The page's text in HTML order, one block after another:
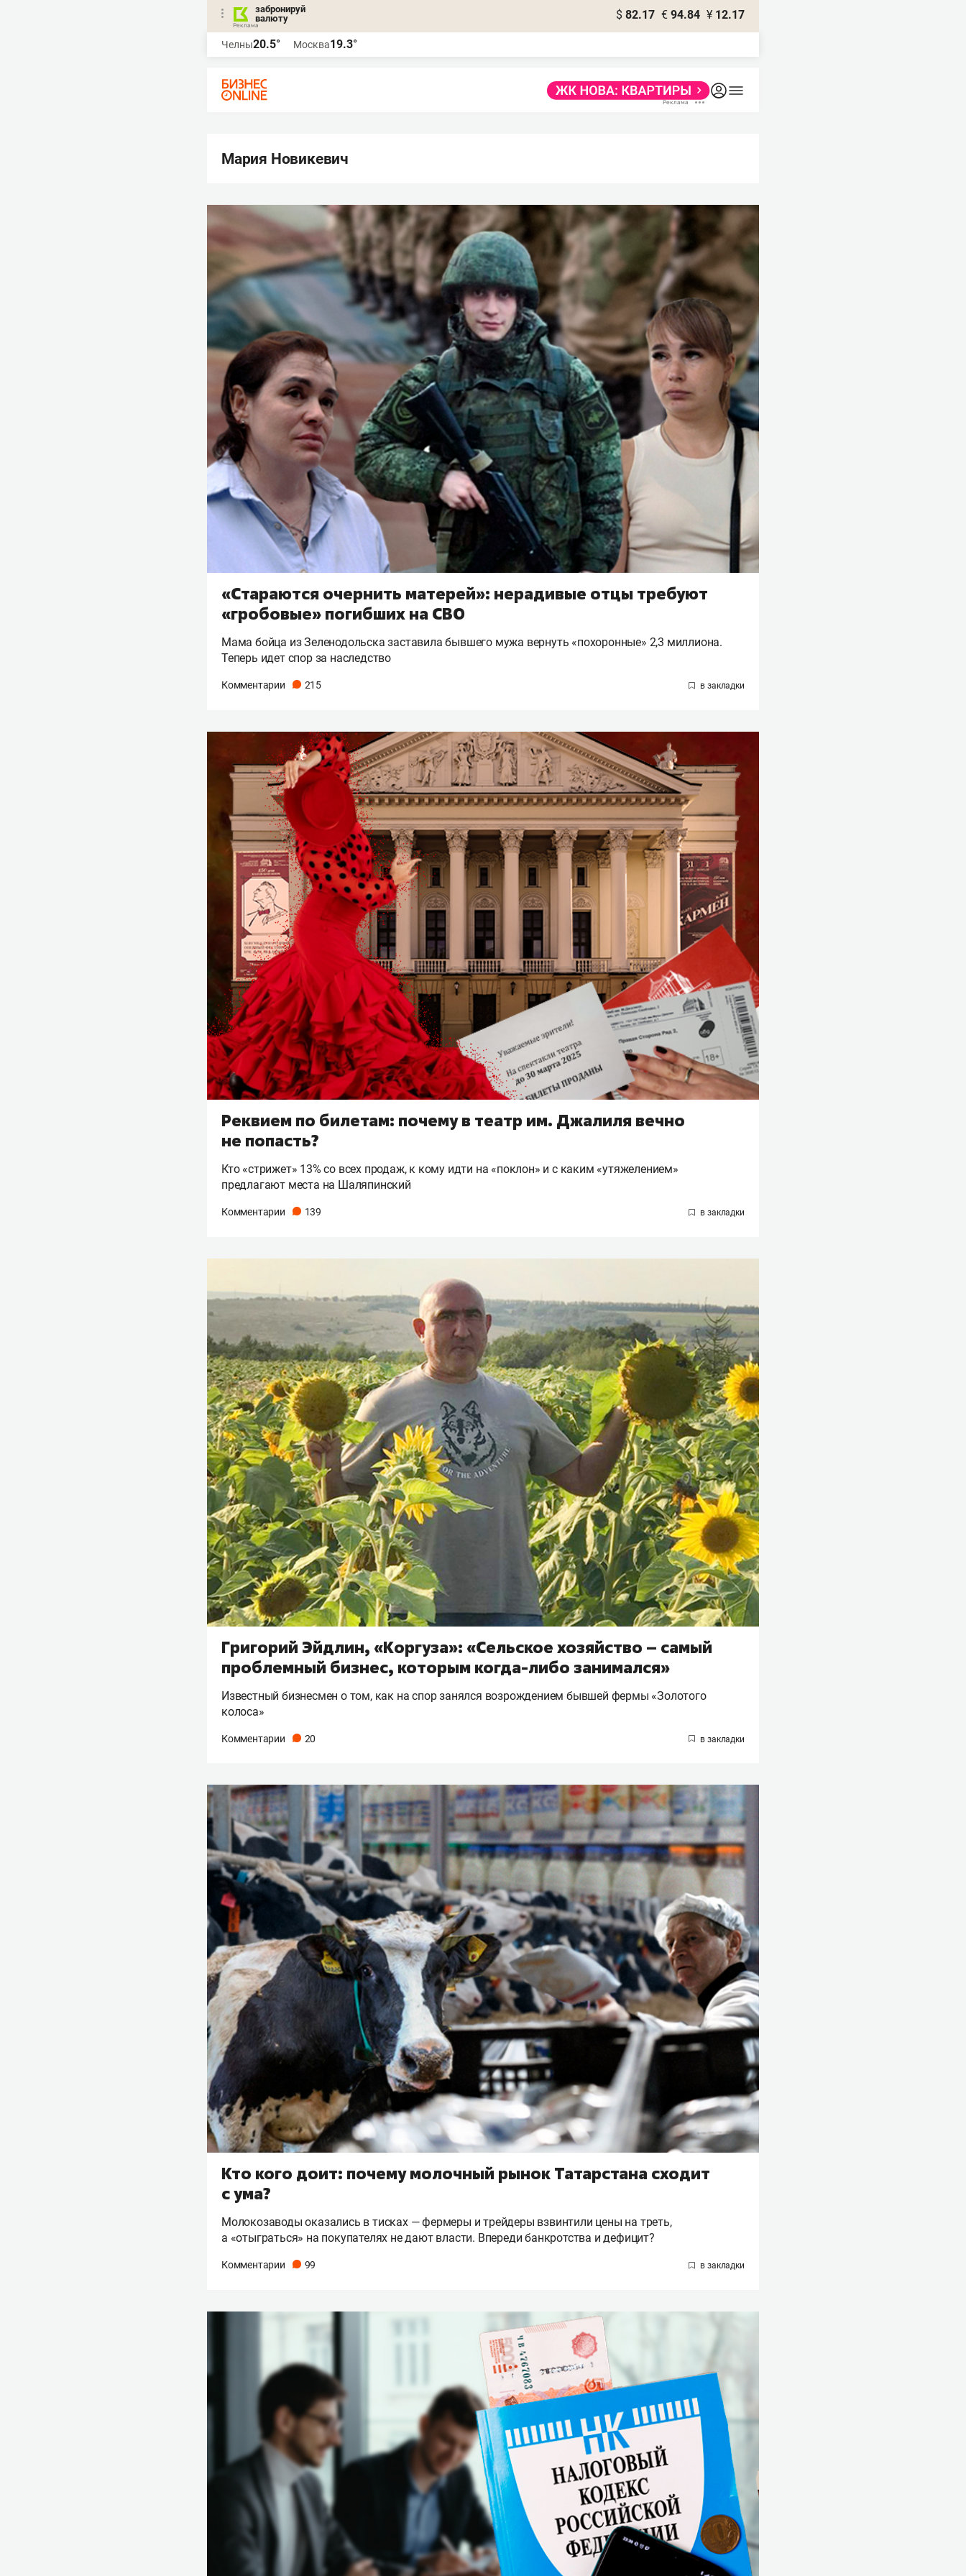
забронируй
валюту
$ 82.17 € 94.84 ¥ 12.17
Челны20.5° Москва19.3°
Мария Новикевич
«Стараются очернить матерей»: нерадивые отцы требуют
«гробовые» погибших на СВО
Мама бойца из Зеленодольска заставила бывшего мужа вернуть «похоронные» 2,3 миллиона.
Теперь идет спор за наследство
Комментарии 215
Реквием по билетам: почему в театр им. Джалиля вечно
не попасть?
Кто «стрижет» 13% со всех продаж, к кому идти на «поклон» и с каким «утяжелением»
предлагают места на Шаляпинский
Комментарии 139
Григорий Эйдлин, «Коргуза»: «Сельское хозяйство – самый
проблемный бизнес, которым когда-либо занимался»
Известный бизнесмен о том, как на спор занялся возрождением бывшей фермы «Золотого
колоса»
Комментарии 20
Кто кого доит: почему молочный рынок Татарстана сходит
с ума?
Молокозаводы оказались в тисках — фермеры и трейдеры взвинтили цены на треть,
а «отыграться» на покупателях не дают власти. Впереди банкротства и дефицит?
Комментарии 99